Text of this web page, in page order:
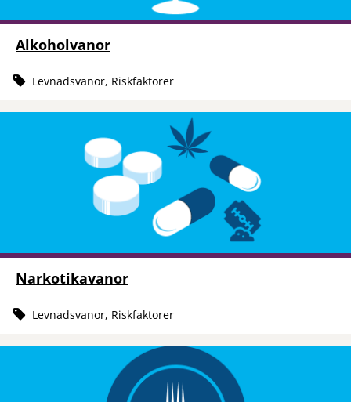
Alkoholvanor
Levnadsvanor, Riskfaktorer
Narkotikavanor
Levnadsvanor, Riskfaktorer